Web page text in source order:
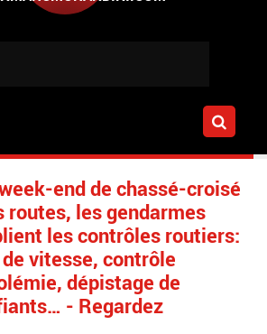
end de chassé-croisé
routes, les gendarmes
les contrôles routiers:
vitesse, contrôle
dépistage de
- Regardez